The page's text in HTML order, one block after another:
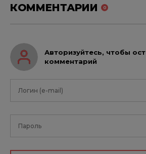
КОММЕНТАРИИ 0
Авторизуйтесь, чтобы
комментарий